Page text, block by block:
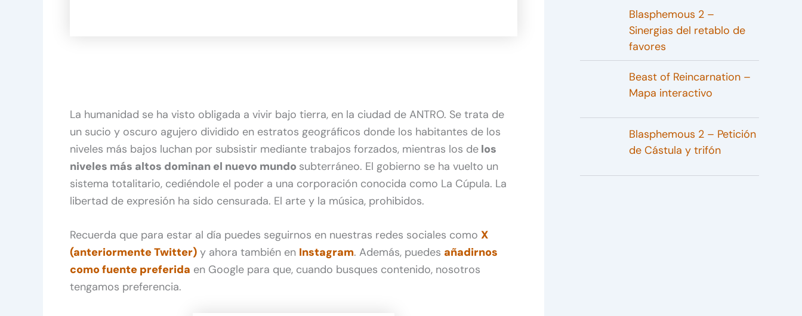
La humanidad se ha visto obligada a vivir bajo tierra, en la ciudad de ANTRO. Se trata de
un sucio y oscuro agujero dividido en estratos geográficos donde los habitantes de los
niveles más bajos luchan por subsistir mediante trabajos forzados, mientras los de los
niveles más altos dominan el nuevo mundo subterráneo. El gobierno se ha vuelto un
sistema totalitario, cediéndole el poder a una corporación conocida como La Cúpula. La
libertad de expresión ha sido censurada. El arte y la música, prohibidos.
Recuerda que para estar al día puedes seguirnos en nuestras redes sociales como X
(anteriormente Twitter) y ahora también en Instagram. Además, puedes añadirnos
como fuente preferida en Google para que, cuando busques contenido, nosotros
tengamos preferencia.
Blasphemous 2 –
Sinergias del retablo de
favores
Beast of Reincarnation –
Mapa interactivo
Blasphemous 2 – Petición
de Cástula y trifón